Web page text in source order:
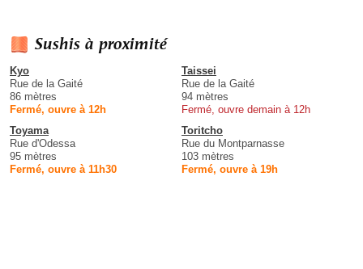
Sushis à proximité
Kyo
Rue de la Gaité
86 mètres
Fermé, ouvre à 12h
Taissei
Rue de la Gaité
94 mètres
Fermé, ouvre demain à 12h
Toyama
Rue d'Odessa
95 mètres
Fermé, ouvre à 11h30
Toritcho
Rue du Montparnasse
103 mètres
Fermé, ouvre à 19h